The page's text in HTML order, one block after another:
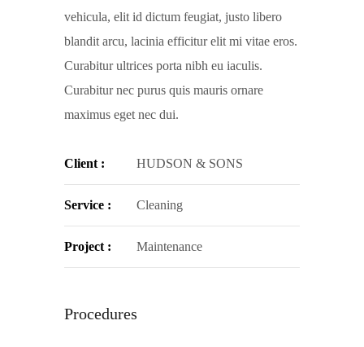
vehicula, elit id dictum feugiat, justo libero
blandit arcu, lacinia efficitur elit mi vitae eros.
Curabitur ultrices porta nibh eu iaculis.
Curabitur nec purus quis mauris ornare
maximus eget nec dui.
Client : HUDSON & SONS
Service : Cleaning
Project : Maintenance
Procedures